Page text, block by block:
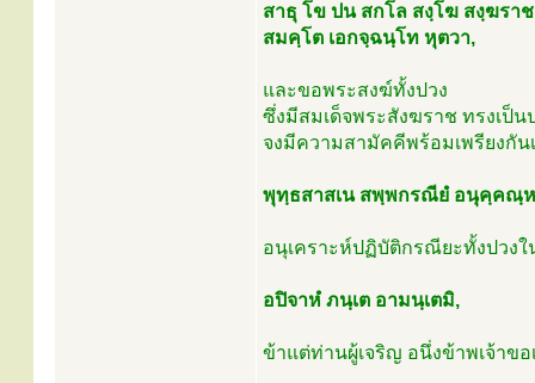
สาธุ โข ปน สกโล สงฺโฆ สงฺฆรา
สมคฺโต เอกจฺฉนฺโท หุตวา,
และขอพระสงฆ์ทั้งปวง
ซึ่งมีสมเด็จพระสังฆราช ทรงเป็น
จงมีความสามัคคีพร้อมเพรียงกัน
พุทฺธสาสเน สพฺพกรณียํ อนุคฺคณฺ
อนุเคราะห์ปฏิบัติกรณียะทั้งปวง
อปิจาหํ ภนฺเต อามนฺเตมิ,
ข้าแต่ท่านผู้เจริญ อนึ่งข้าพเจ้าข